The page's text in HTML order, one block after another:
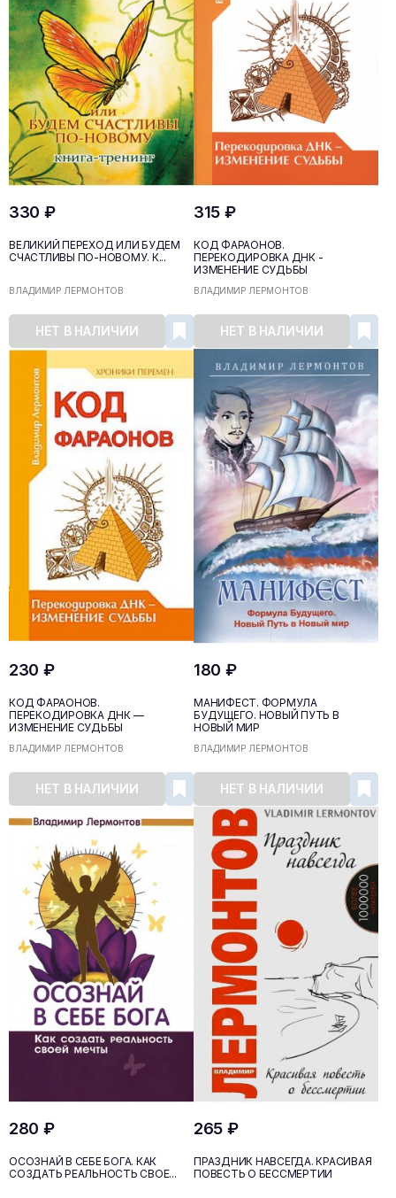
330 ₽
ВЕЛИКИЙ ПЕРЕХОД ИЛИ БУДЕМ
СЧАСТЛИВЫ ПО-НОВОМУ. К...
ВЛАДИМИР ЛЕРМОНТОВ
НЕТ В НАЛИЧИИ
315 ₽
КОД ФАРАОНОВ.
ПЕРЕКОДИРОВКА ДНК -
ИЗМЕНЕНИЕ CУДЬБЫ
ВЛАДИМИР ЛЕРМОНТОВ
НЕТ В НАЛИЧИИ
230 ₽
КОД ФАРАОНОВ.
ПЕРЕКОДИРОВКА ДНК —
ИЗМЕНЕНИЕ CУДЬБЫ
ВЛАДИМИР ЛЕРМОНТОВ
НЕТ В НАЛИЧИИ
180 ₽
МАНИФЕСТ. ФОРМУЛА
БУДУЩЕГО. НОВЫЙ ПУТЬ В
НОВЫЙ МИР
ВЛАДИМИР ЛЕРМОНТОВ
НЕТ В НАЛИЧИИ
280 ₽
ОСОЗНАЙ В СЕБЕ БОГА. КАК
СОЗДАТЬ РЕАЛЬНОСТЬ СВОЕ...
265 ₽
ПРАЗДНИК НАВСЕГДА. КРАСИВАЯ
ПОВЕСТЬ О БЕССМЕРТИИ